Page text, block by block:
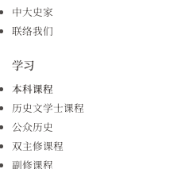
中大史家
联络我们
学习
本科课程
历史文学士课程
公众历史
双主修课程
副修课程